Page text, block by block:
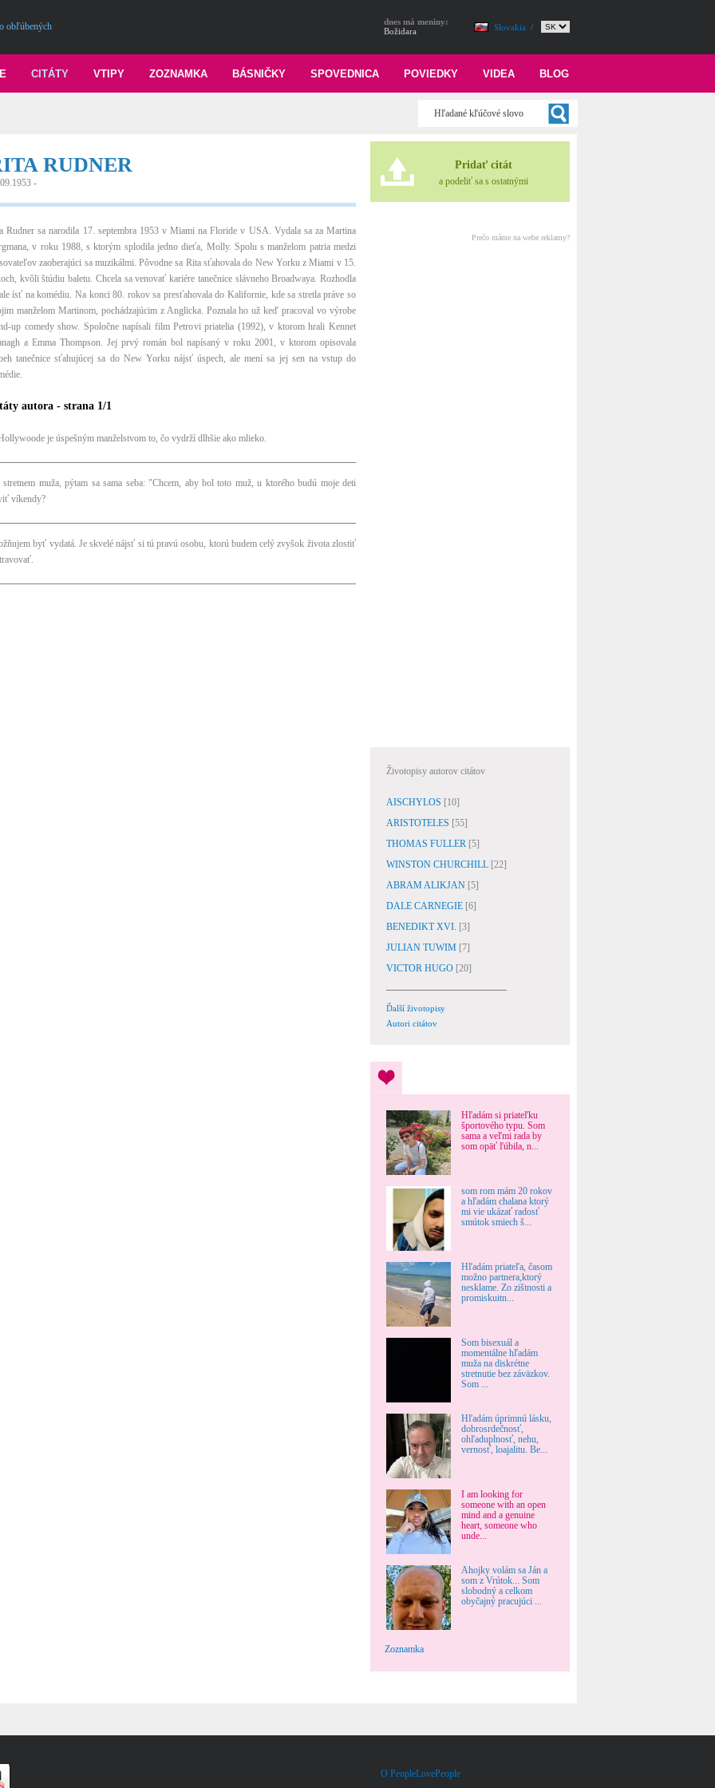
obľúbených Slovakia /
dnes má meniny:
Božidara
BLOG
VIDEA
POVIEDKY
SPOVEDNICA
BÁSNIČKY
ZOZNAMKA
VTIPY
CITÁTY
RUDNER
-
Rudner sa narodila 17. septembra 1953 v Miami na Floride v USA. Vydala sa za Martina
v roku 1988, s ktorým splodila jedno dieťa, Molly. Spolu s manželom patria medzi
zaoberajúci sa muzikálmi. Pôvodne sa Rita sťahovala do New Yorku z Miami v 15.
kvôli štúdiu baletu. Chcela sa venovať kariére tanečnice slávneho Broadwaya. Rozhodla
ísť na komédiu. Na konci 80. rokov sa presťahovala do Kalifornie, kde sa stretla práve so
manželom Martinom, pochádzajúcim z Anglicka. Poznala ho už keď pracoval vo výrobe
up comedy show. Spoločne napísali film Petrovi priatelia (1992), v ktorom hrali Kennet
a Emma Thompson. Jej prvý román bol napísaný v roku 2001, v ktorom opisovala
tanečnice sťahujúcej sa do New Yorku nájsť úspech, ale mení sa jej sen na vstup do
autora - strana 1/1
je úspešným manželstvom to, čo vydrží dlhšie ako mlieko.
muža, pýtam sa sama seba: "Chcem, aby bol toto muž, u ktorého budú moje deti
víkendy?
byť vydatá. Je skvelé nájsť si tú pravú osobu, ktorú budem celý zvyšok života zlostiť
Pridať citát
a podeliť sa s ostatnými
Prečo máme na webe reklamy?
Životopisy autorov citátov
AISCHYLOS [10]
ARISTOTELES [55]
THOMAS FULLER [5]
WINSTON CHURCHILL [22]
ABRAM ALIKJAN [5]
DALE CARNEGIE [6]
BENEDIKT XVI. [3]
JULIAN TUWIM [7]
VICTOR HUGO [20]
Ďalší životopisy
Autori citátov
Hľadám si priateľku
športového typu. Som
sama a veľmi rada by
som opäť ľúbila, n...
som rom mám 20 rokov
a hľadám chalana ktorý
mi vie ukázať radosť
smútok smiech š...
Hľadám priateľa, časom
možno partnera,ktorý
nesklame. Zo zištnosti a
promiskuitn...
Som bisexuál a
momentálne hľadám
muža na diskrétne
stretnutie bez záväzkov.
Som ...
Hľadám úprimnú lásku,
dobrosrdečnosť,
ohľaduplnosť, nehu,
vernosť, loajalitu. Be...
I am looking for
someone with an open
mind and a genuine
heart, someone who
unde...
Ahojky volám sa Ján a
som z Vrútok... Som
slobodný a celkom
obyčajný pracujúci ...
Zoznamka
O PeopleLovePeople